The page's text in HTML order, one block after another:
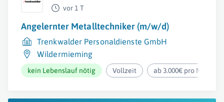
vor 1 T
Angelernter Metalltechniker (m/w/d)
Trenkwalder Personaldienste GmbH
Wildermieming
kein Lebenslauf nötig Vollzeit ab 3.000€ pro Monat